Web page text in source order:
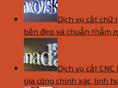
Dịch vụ cắt chữ
bền đẹp và chuẩn thẩm
Dịch vụ cắt
gia công chính xác, linh